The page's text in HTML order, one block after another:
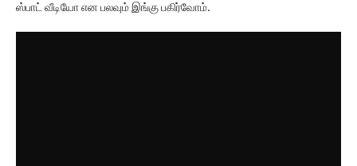
ஸ்பாட் வீடியோ என பலவும் இங்கு பகிர்வோம்.